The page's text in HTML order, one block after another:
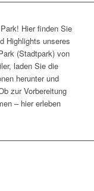
Hier finden Sie
Highlights unseres
(Stadtpark) von
laden Sie die
herunter und
zur Vorbereitung
– hier erleben